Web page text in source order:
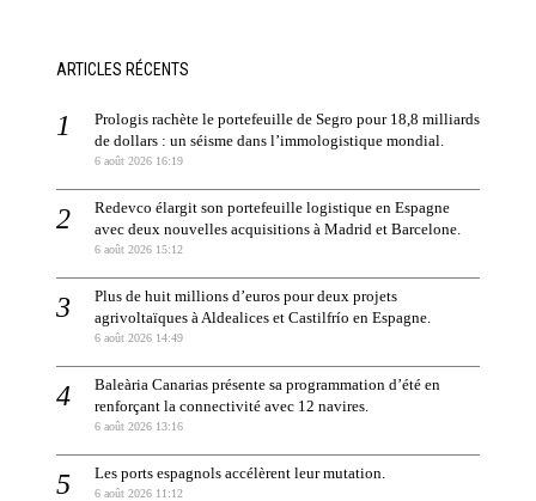
ARTICLES RÉCENTS
Prologis rachète le portefeuille de Segro pour 18,8 milliards
de dollars : un séisme dans l’immologistique mondial.
6 août 2026 16:19
Redevco élargit son portefeuille logistique en Espagne
avec deux nouvelles acquisitions à Madrid et Barcelone.
6 août 2026 15:12
Plus de huit millions d’euros pour deux projets
agrivoltaïques à Aldealices et Castilfrío en Espagne.
6 août 2026 14:49
Baleària Canarias présente sa programmation d’été en
renforçant la connectivité avec 12 navires.
6 août 2026 13:16
Les ports espagnols accélèrent leur mutation.
6 août 2026 11:12